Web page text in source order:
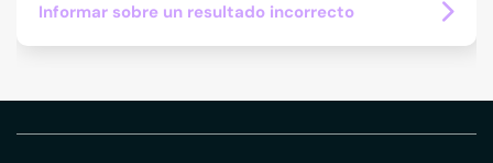
Informar sobre un resultado incorrecto